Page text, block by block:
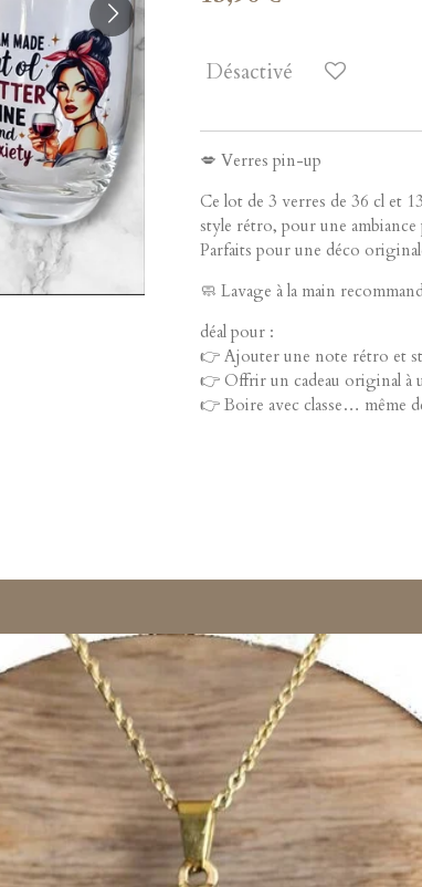
Désactivé
💋 Verres pin-up
Ce lot de 3 verres de 36 cl et
style rétro, pour une
Parfaits pour une déco
🧼 Lavage à la main
déal pour :
👉 Ajouter une note rétro et
👉 Offrir un cadeau original à
👉 Boire avec classe… même